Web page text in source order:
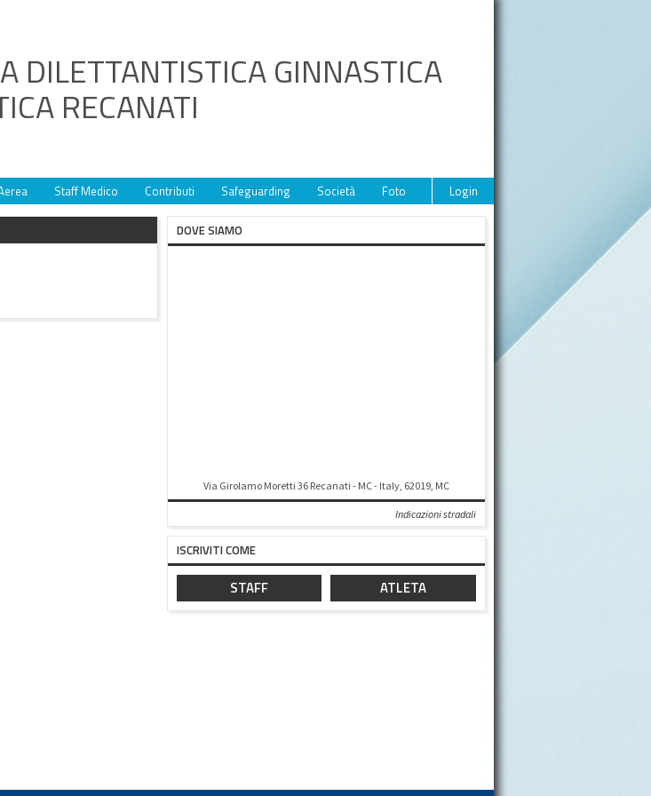
DILETTANTISTICA GINNASTICA
RECANATI
Staff Medico Contributi Safeguarding Società Foto VideoLogin
DOVE SIAMO
Via Girolamo Moretti 36 Recanati - MC - Italy, 62019, MC
Indicazioni stradali
ISCRIVITI COME
STAFF ATLETA